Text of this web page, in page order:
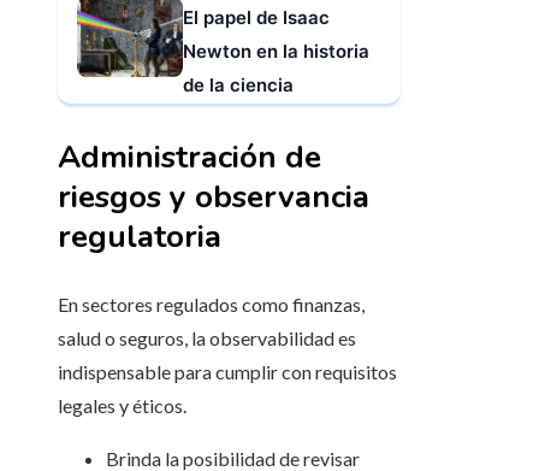
El papel de Isaac
Newton en la historia
de la ciencia
Administración de
riesgos y observancia
regulatoria
En sectores regulados como finanzas,
salud o seguros, la observabilidad es
indispensable para cumplir con requisitos
legales y éticos.
Brinda la posibilidad de revisar